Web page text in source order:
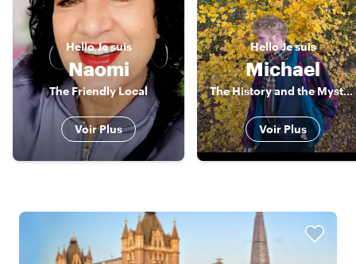
HelloJe suis
Naomi
The Friendly Local
Voir Plus
HelloJe suis
Michael
The History and the Mystery
Voir Plus